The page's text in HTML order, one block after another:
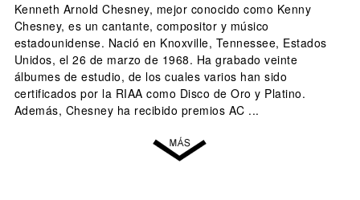
Kenneth Arnold Chesney, mejor conocido como Kenny
Chesney, es un cantante, compositor y músico
estadounidense. Nació en Knoxville, Tennessee, Estados
Unidos, el 26 de marzo de 1968. Ha grabado veinte
álbumes de estudio, de los cuales varios han sido
certificados por la RIAA como Disco de Oro y Platino.
Además, Chesney ha recibido premios AC ...